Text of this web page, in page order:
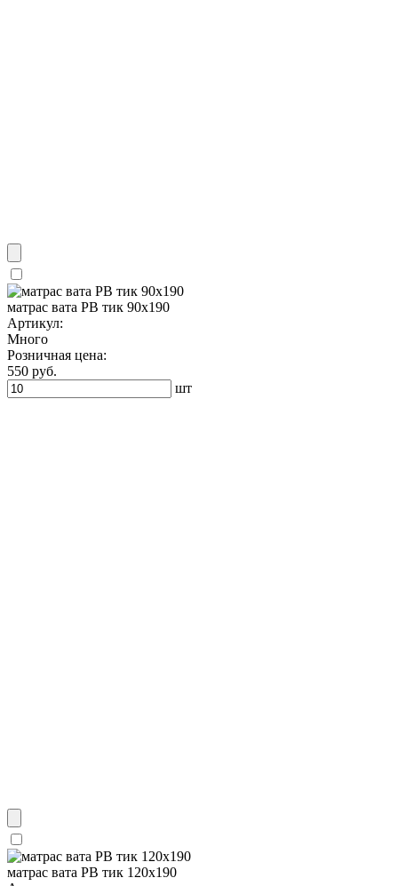
матрас вата РВ тик 90х190
Артикул:
Много
Розничная цена:
550 руб.
шт
матрас вата РВ тик 120х190